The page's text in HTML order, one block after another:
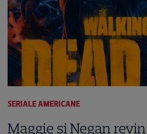
SERIALE AMERICANE
Maggie și Negan